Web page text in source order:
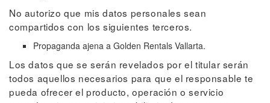
No autorizo que mis datos personales sean
compartidos con los siguientes terceros.
Propaganda ajena a Golden Rentals Vallarta.
Los datos que se serán revelados por el titular serán
todos aquellos necesarios para que el responsable te
pueda ofrecer el producto, operación o servicio